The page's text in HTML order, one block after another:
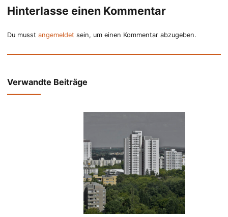
Hinterlasse einen Kommentar
Du musstangemeldet sein, um einen Kommentar abzugeben.
Verwandte Beiträge